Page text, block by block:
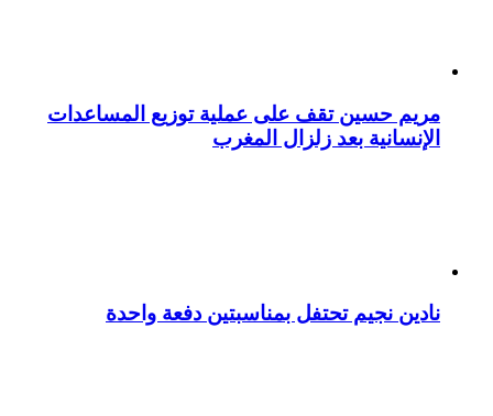
مريم حسين تقف على عملية توزيع المساعدات
الإنسانية بعد زلزال المغرب
نادين نجيم تحتفل بمناسبتين دفعة واحدة